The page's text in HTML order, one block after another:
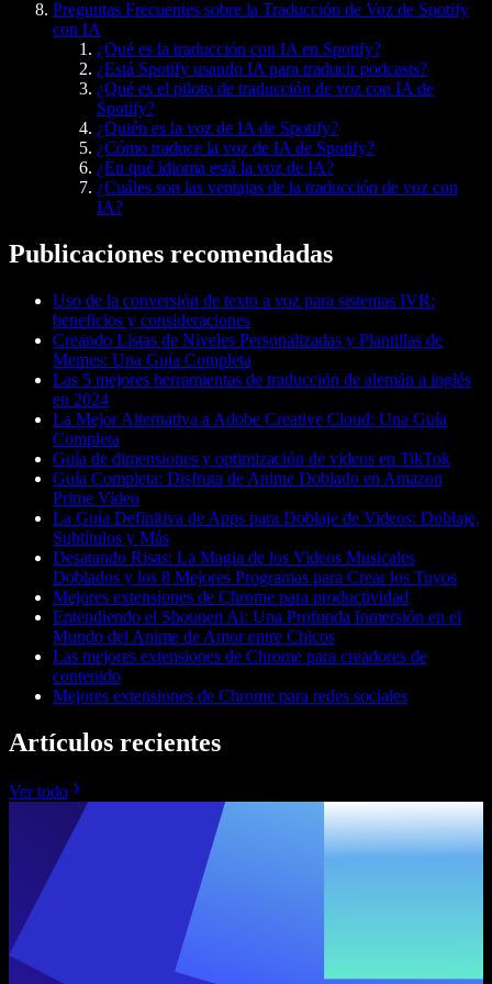
Preguntas Frecuentes sobre la Traducción de Voz de Spotify
con IA
¿Qué es la traducción con IA en Spotify?
¿Está Spotify usando IA para traducir podcasts?
¿Qué es el piloto de traducción de voz con IA de
Spotify?
¿Quién es la voz de IA de Spotify?
¿Cómo traduce la voz de IA de Spotify?
¿En qué idioma está la voz de IA?
¿Cuáles son las ventajas de la traducción de voz con
IA?
Publicaciones recomendadas
Uso de la conversión de texto a voz para sistemas IVR:
beneficios y consideraciones
Creando Listas de Niveles Personalizadas y Plantillas de
Memes: Una Guía Completa
Las 5 mejores herramientas de traducción de alemán a inglés
en 2024
La Mejor Alternativa a Adobe Creative Cloud: Una Guía
Completa
Guía de dimensiones y optimización de videos en TikTok
Guía Completa: Disfruta de Anime Doblado en Amazon
Prime Video
La Guía Definitiva de Apps para Doblaje de Videos: Doblaje,
Subtítulos y Más
Desatando Risas: La Magia de los Videos Musicales
Doblados y los 8 Mejores Programas para Crear los Tuyos
Mejores extensiones de Chrome para productividad
Entendiendo el Shounen Ai: Una Profunda Inmersión en el
Mundo del Anime de Amor entre Chicos
Las mejores extensiones de Chrome para creadores de
contenido
Mejores extensiones de Chrome para redes sociales
Artículos recientes
Ver todo